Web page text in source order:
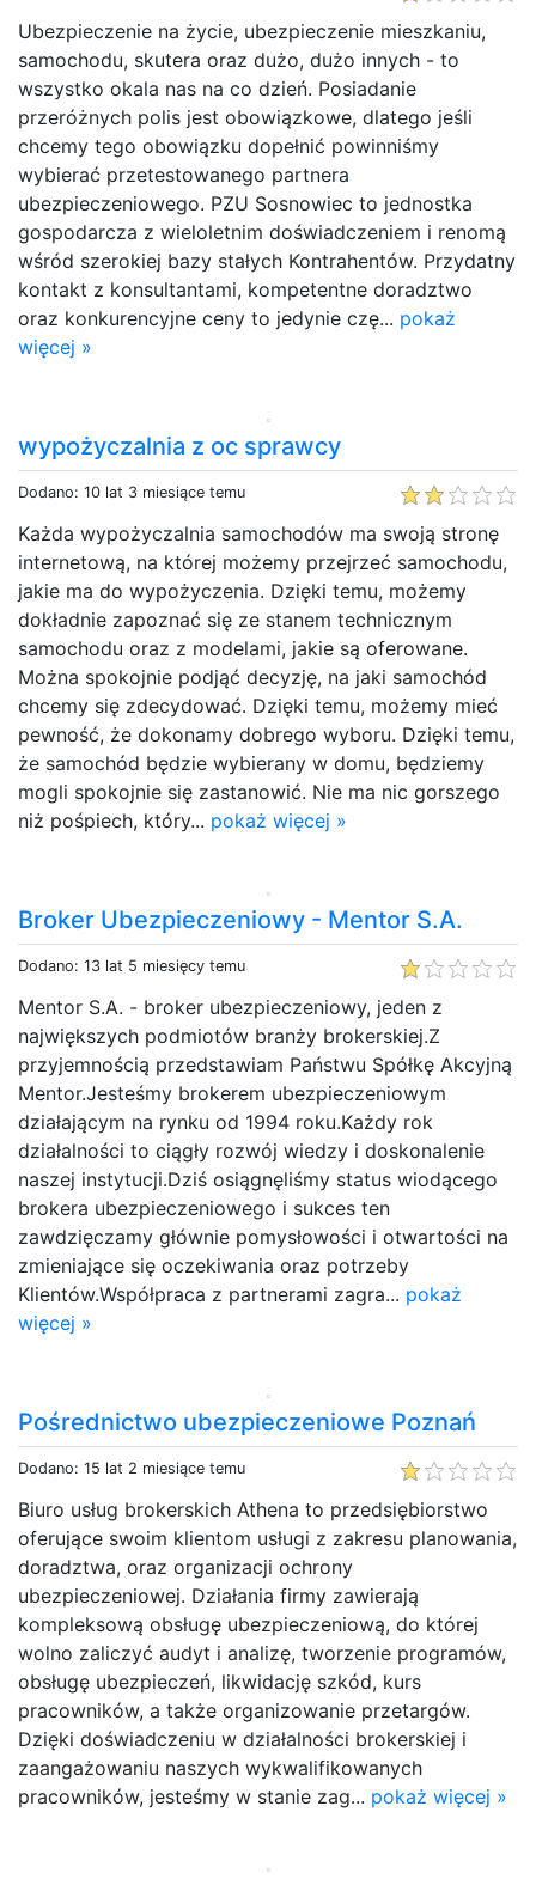
Ubezpieczenie na życie, ubezpieczenie mieszkaniu,
samochodu, skutera oraz dużo, dużo innych - to
wszystko okala nas na co dzień. Posiadanie
przeróżnych polis jest obowiązkowe, dlatego jeśli
chcemy tego obowiązku dopełnić powinniśmy
wybierać przetestowanego partnera
ubezpieczeniowego. PZU Sosnowiec to jednostka
gospodarcza z wieloletnim doświadczeniem i renomą
wśród szerokiej bazy stałych Kontrahentów. Przydatny
kontakt z konsultantami, kompetentne doradztwo
oraz konkurencyjne ceny to jedynie czę... pokaż
więcej »
wypożyczalnia z oc sprawcy
Dodano: 10 lat 3 miesiące temu
Każda wypożyczalnia samochodów ma swoją stronę
internetową, na której możemy przejrzeć samochodu,
jakie ma do wypożyczenia. Dzięki temu, możemy
dokładnie zapoznać się ze stanem technicznym
samochodu oraz z modelami, jakie są oferowane.
Można spokojnie podjąć decyzję, na jaki samochód
chcemy się zdecydować. Dzięki temu, możemy mieć
pewność, że dokonamy dobrego wyboru. Dzięki temu,
że samochód będzie wybierany w domu, będziemy
mogli spokojnie się zastanowić. Nie ma nic gorszego
niż pośpiech, który... pokaż więcej »
Broker Ubezpieczeniowy - Mentor S.A.
Dodano: 13 lat 5 miesięcy temu
Mentor S.A. - broker ubezpieczeniowy, jeden z
największych podmiotów branży brokerskiej.Z
przyjemnością przedstawiam Państwu Spółkę Akcyjną
Mentor.Jesteśmy brokerem ubezpieczeniowym
działającym na rynku od 1994 roku.Każdy rok
działalności to ciągły rozwój wiedzy i doskonalenie
naszej instytucji.Dziś osiągnęliśmy status wiodącego
brokera ubezpieczeniowego i sukces ten
zawdzięczamy głównie pomysłowości i otwartości na
zmieniające się oczekiwania oraz potrzeby
Klientów.Współpraca z partnerami zagra... pokaż
więcej »
Pośrednictwo ubezpieczeniowe Poznań
Dodano: 15 lat 2 miesiące temu
Biuro usług brokerskich Athena to przedsiębiorstwo
oferujące swoim klientom usługi z zakresu planowania,
doradztwa, oraz organizacji ochrony
ubezpieczeniowej. Działania firmy zawierają
kompleksową obsługę ubezpieczeniową, do której
wolno zaliczyć audyt i analizę, tworzenie programów,
obsługę ubezpieczeń, likwidację szkód, kurs
pracowników, a także organizowanie przetargów.
Dzięki doświadczeniu w działalności brokerskiej i
zaangażowaniu naszych wykwalifikowanych
pracowników, jesteśmy w stanie zag... pokaż więcej »